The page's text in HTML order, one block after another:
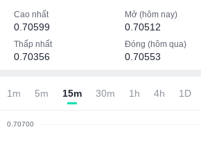
Cao nhất
0.70599
Thấp nhất
0.70356
Mở (hôm nay)
0.70512
Đóng (hôm qua)
0.70553
1m 5m 15m 30m 1h 4h 1D